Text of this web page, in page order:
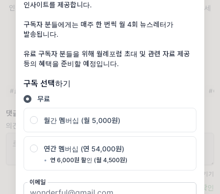
인사이트를 제공합니다.
구독자 분들에게는 매주 한 번씩 월 4회 뉴스레터가
발송됩니다.
유료 구독자 분들을 위해 월례포럼 초대 및 관련 자료 제공
등의 혜택을 준비할 예정입니다.
구독 선택하기
무료
월간 멤버십 (월 5,000원)
연간 멤버십 (연 54,000원)
• 연 6,000원 할인 (월 4,500원)
이메일
인디앤임팩트 미디어 뉴스레터 님에게 ☕️ 커피와 ✉️ 쪽지를 보내보세
#플랫폼 노동 #에
댓글 2개
의견을 남겨주세요
비공개로 댓글 남기기
확인